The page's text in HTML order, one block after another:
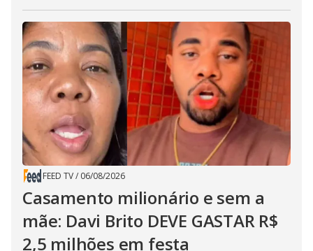
FEED TV/ 06/08/2026
Casamento milionário e sem a
mãe: Davi Brito DEVE GASTAR R$
2,5 milhões em festa